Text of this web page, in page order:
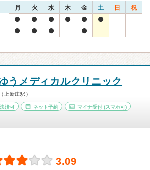
月 火 水 木 金 土 日 祝
うメディカルクリニック
上新庄駅）
済可 ネット予約 マイナ受付 (スマホ可)
3.09